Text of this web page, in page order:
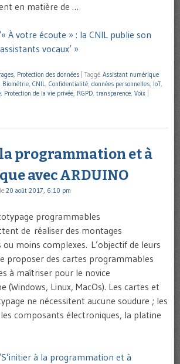
en matière de …
À votre écoute » : la CNIL publie son
vocaux’ »
, Protection des données Taggé Assistant numérique
Biométrie, CNIL, Confidentialité, données personnelles, IoT,
, Protection de la vie privée, RGPD, transparence, Voix
programmation et à
avec ARDUINO
le 20 août 2017, 6:10 pm
programmables
de réaliser des montages
moins complexes. L’objectif de leurs
proposer des cartes programmables
à maîtriser pour le novice
Linux, MacOs). Les cartes et
ne nécessitent aucune soudure ; les
composants électroniques, la platine
à la programmation et à